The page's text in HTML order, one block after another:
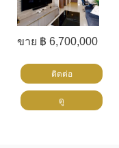
ขาย ฿ 6,700,000
ติดต่อ
ดู